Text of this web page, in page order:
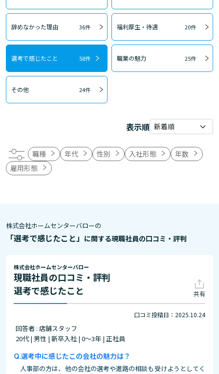
辞めなかった理由 36件 福利厚生・待遇 20件
選考で感じたこと 58件 職業の魅力 25件
その他 24件
表示順
職種 年代 性別 入社形態
年数
雇用形態
株式会社ホームセンターバローの
「選考で感じたこと」 に関する現職社員の口コミ・評判
株式会社ホームセンターバロー
現職社員の口コミ・評判
選考で感じたこと
共有
口コミ投稿日：2025.10.24
回答者 : 店舗スタッフ
20代 | 男性 | 新卒入社 | 0～3年 | 正社員
選考中に感じたこの会社の魅力は？
人事部の方は、他の会社の選考や進路の相談も受けようとしてく